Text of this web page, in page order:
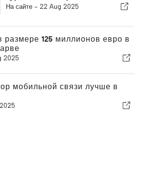
На сайте - 22 Aug 2025
размере 125 миллионов евро в
2025
мобильной связи лучше в